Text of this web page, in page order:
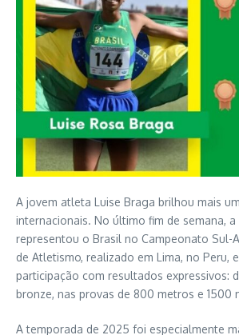
A jovem atleta Luise Braga brilhou mais
internacionais. No último fim de semana,
representou o Brasil no Campeonato Sul-
de Atletismo, realizado em Lima, no Peru,
participação com resultados expressivos:
bronze, nas provas de 800 metros e 1500
A temporada de 2025 foi especialmente